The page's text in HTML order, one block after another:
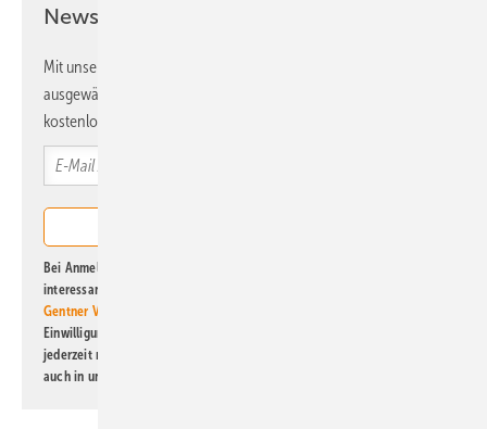
Newsletter!
Mit unserem Newsletter erhalten Sie regelmäßig von uns
ausgewählte Informationen und Neuigkeiten, gebündelt und
kostenlos direkt ins Postfach.
Bei Anmeldung zu diesem Newsletter bin ich damit einverstanden, über
interessante Verlags- und Online-Angebote
Gentner Verlag GmbH & Co. KG
Einwilligung kann ich jederzeit widerrufen und eine Abmeldung ist
jederzeit möglich. Informationen zum Umgang mit Daten finden Sie
auch in unserer